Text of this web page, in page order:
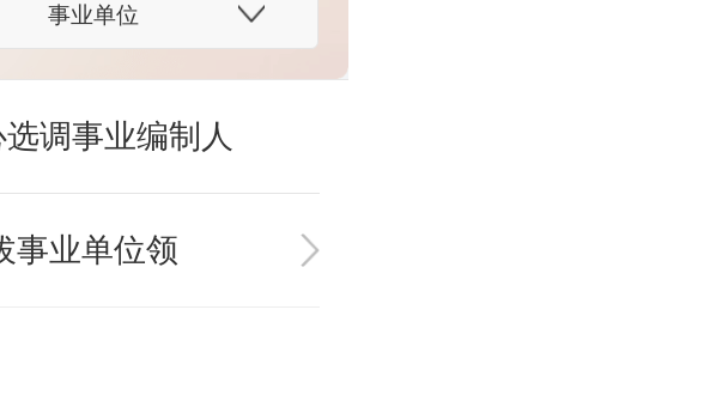
事业单位
调事业编制人
事业单位领